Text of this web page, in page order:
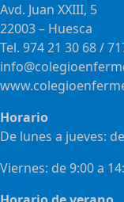
Avd. Juan XXIII, 5
22003 – Huesca
Tel. 974 21 30 68 /
Horario
De lunes a jueves:
Viernes: de 9:00 a